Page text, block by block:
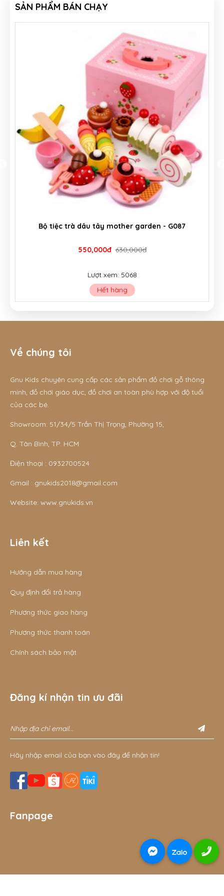
SẢN PHẨM BÁN CHẠY
Đồ chơi đập chuột kết hợp đàn 3in1 - G017A
230,000đ 290,000đ
Lượt xem: 9804
Còn hàng
Về chúng tôi
Gnu Kids chuyên cung cấp các sản phẩm đồ chơi gỗ thông
minh, đồ chơi giáo dục, đồ chơi an toàn phù hợp với độ tuổi
của các bé.
Showroom: 51/34/5 Trần Thị Trọng, Phường 15,
Q. Tân Bình, TP. HCM
Điện thoại : 0932700524
Gmail : gnukids2018@gmail.com
Website: www.gnukids.vn
Liên kết
Hướng dẫn mua hàng
Quy định đổi trả hàng
Phương thức giao hàng
Phương thức thanh toán
Chính sách bảo mật
Đăng kí nhận tin ưu đãi
Hãy nhập email của bạn vào đây để nhận tin!
Fanpage